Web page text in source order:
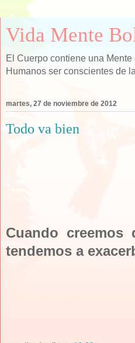
Vida Mente
El Cuerpo contiene una
Humanos ser conscientes de
martes, 27 de noviembre de 2012
Todo va bien
Cuando
tendemos a